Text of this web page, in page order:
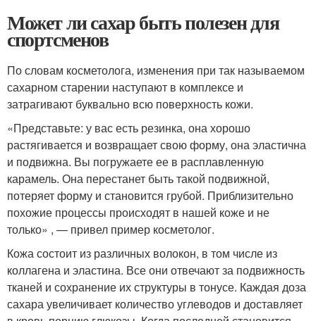
Может ли сахар быть полезен для
спортсменов
По словам косметолога, изменения при так называемом
сахарном старении наступают в комплексе и
затрагивают буквально всю поверхность кожи.
«Представьте: у вас есть резинка, она хорошо
растягивается и возвращает свою форму, она эластична
и подвижна. Вы погружаете ее в расплавленную
карамель. Она перестанет быть такой подвижной,
потеряет форму и становится грубой. Приблизительно
похожие процессы происходят в нашей коже и не
только» , — привел пример косметолог.
Кожа состоит из различных волокон, в том числе из
коллагена и эластина. Все они отвечают за подвижность
тканей и сохранение их структуры в тонусе. Каждая доза
сахара увеличивает количество углеводов и доставляет